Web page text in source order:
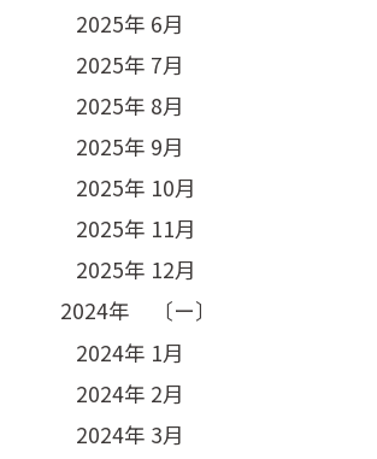
2025年 6月
2025年 7月
2025年 8月
2025年 9月
2025年 10月
2025年 11月
2025年 12月
2024年 〔ー〕
2024年 1月
2024年 2月
2024年 3月